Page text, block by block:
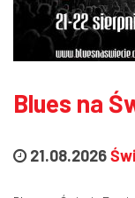
Blues na
21.08.2026